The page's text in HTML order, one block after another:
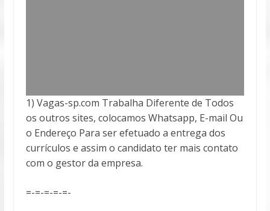
1) Vagas-sp.com Trabalha Diferente de Todos
os outros sites, colocamos Whatsapp, E-mail Ou
o Endereço Para ser efetuado a entrega dos
currículos e assim o candidato ter mais contato
com o gestor da empresa.
=-=-=-=-=-